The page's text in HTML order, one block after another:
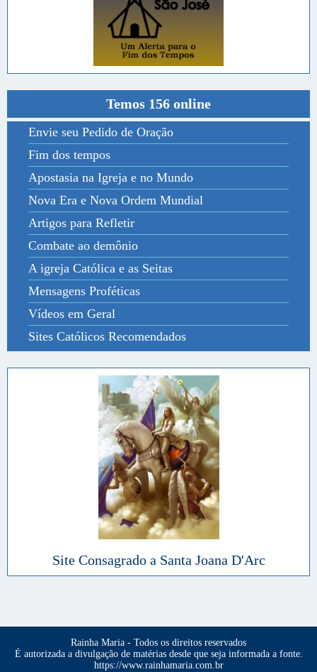
Temos 156 online
Envie seu Pedido de Oração
Fim dos tempos
Apostasia na Igreja e no Mundo
Nova Era e Nova Ordem Mundial
Artigos para Refletir
Combate ao demônio
A igreja Católica e as Seitas
Mensagens Proféticas
Vídeos em Geral
Sites Católicos Recomendados
Site Consagrado a Santa Joana D'Arc
Rainha Maria - Todos os direitos reservados
É autorizada a divulgação de matérias desde que seja informada a fonte.
https://www.rainhamaria.com.br